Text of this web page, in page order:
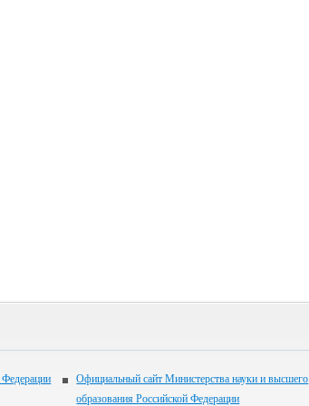
Официальный сайт Министерства науки и высшего
образования Российской Федерации